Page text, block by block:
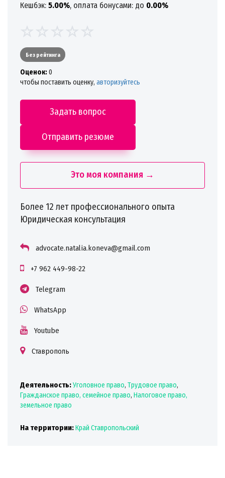
Кешбэк: 5.00%, оплата бонусами: до 0.00%
Без рейтинга
Oценок:0
чтобы поставить оценку, авторизуйтесь
Задать вопрос
Отправить резюме
Это моя компания →
Более 12 лет профессионального опыта
Юридическая консультация
advocate.natalia.koneva@gmail.com
+7 962 449-98-22
Telegram
WhatsApp
Youtube
Ставрополь
Деятельность:Уголовное право, Трудовое право,
Гражданское право, семейное право, Налоговое право,
земельное право
На территории:Край Ставропольский